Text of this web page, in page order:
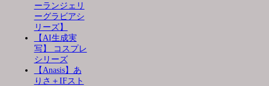
ーランジェリ
ーグラビアシ
リーズ】
【AI生成実
写】 コスプレ
シリーズ
【Anasis】あ
りさ＋IFスト